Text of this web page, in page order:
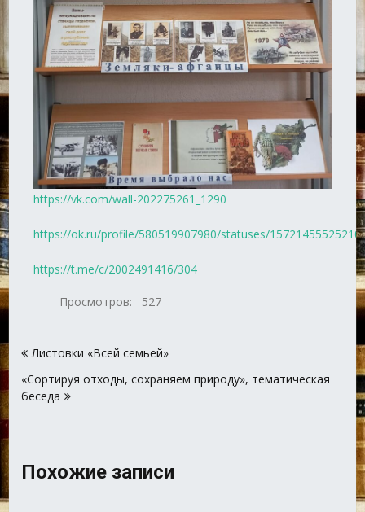
https://vk.com/wall-202275261_1290
https://ok.ru/profile/580519907980/statuses/
https://t.me/c/2002491416/304
Просмотров: 527
по
записям
Листовки «Всей семьей»
«Сортируя отходы, сохраняем природу», тематическая
беседа
Похожие записи